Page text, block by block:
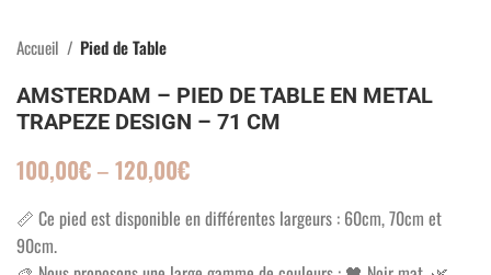
Accueil Pied de Table
AMSTERDAM – PIED DE TABLE EN METAL
TRAPEZE DESIGN – 71 CM
100,00€–120,00€
📏 Ce pied est disponible en différentes largeurs : 60cm, 70cm et
90cm.